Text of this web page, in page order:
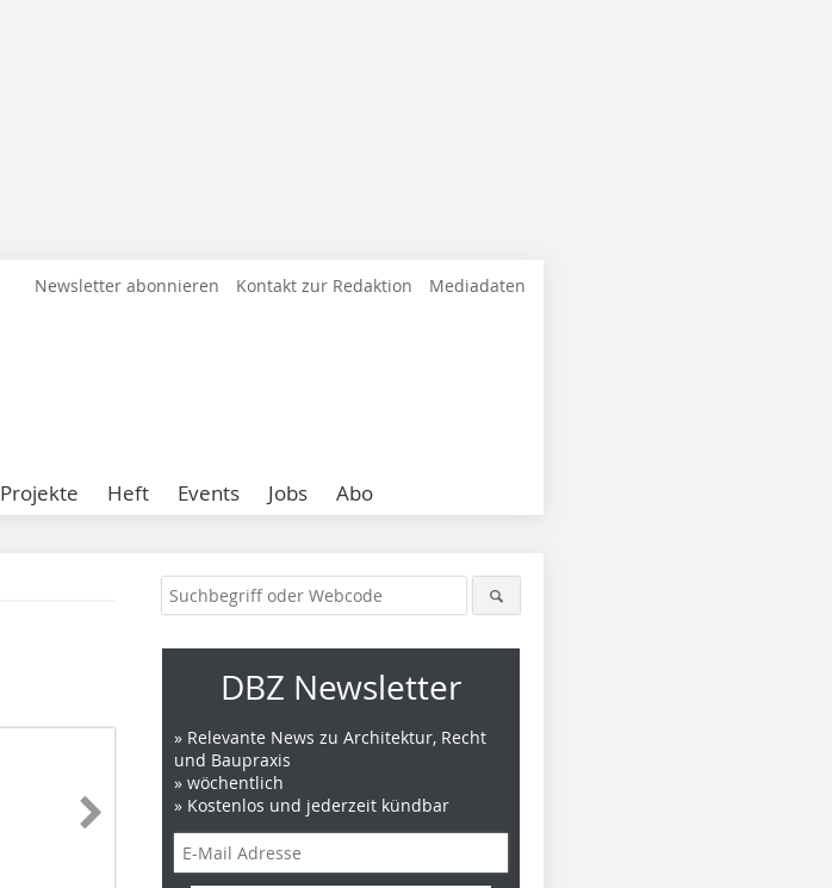
Newsletter abonnieren Kontakt zur Redaktion Mediadaten
Projekte Heft Events Jobs Abo
DBZ Newsletter
» Relevante News zu Architektur, Recht
und Baupraxis
» wöchentlich
» Kostenlos und jederzeit kündbar